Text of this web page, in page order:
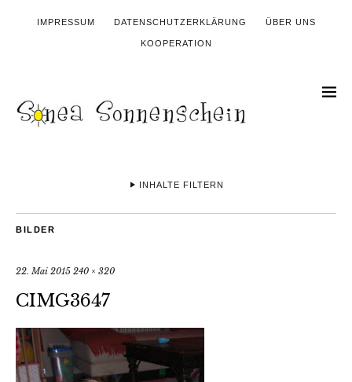
IMPRESSUM DATENSCHUTZERKLÄRUNG ÜBER UNS
KOOPERATION
INHALTE FILTERN
BILDER
22. Mai 2015 240 × 320
CIMG3647